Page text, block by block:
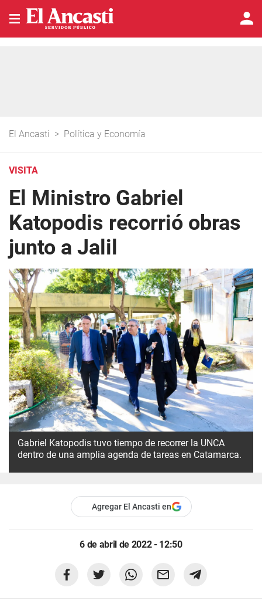
El Ancasti > Política y Economía
VISITA
El Ministro Gabriel
Katopodis recorrió obras
junto a Jalil
Gabriel Katopodis tuvo tiempo de recorrer la UNCA
dentro de una amplia agenda de tareas en Catamarca.
Agregar El Ancasti en
6 de abril de 2022 - 12:50